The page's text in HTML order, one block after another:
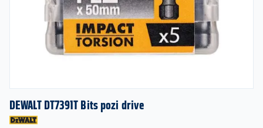
DEWALT DT7391T Bits pozi drive